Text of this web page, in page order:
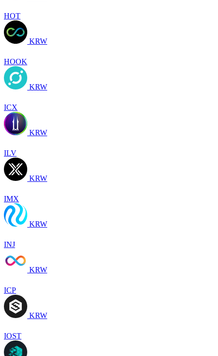
HOT
KRW
HOOK
KRW
ICX
KRW
ILV
KRW
IMX
KRW
INJ
KRW
ICP
KRW
IOST